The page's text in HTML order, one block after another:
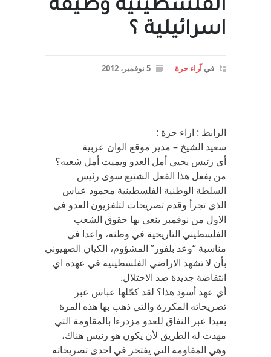
الفلسطينية وظيفة
اسرائيلية ؟
فيآراء حرة 5 نوفمبر، 2012
الرابط : اراء حرة :
سعيد الشيخ – مدير موقع الوان عربية
أي رئيس يحيي أمل العدو ويميت أمل شعبه؟
من يفعل هذا الفعل الشنيع سوى رئيس
السلطة الوطنية الفلسطينية محمود عباس
الذي تجرأ وقدم تصريحات لتلفزيون العدو في
الاول من نوفمبر ينعي بها حقوق الشعب
الفلسطيني التاريخية في وطنه، واعدا في
مناسبة “وعد بلفور” المشؤوم، الكيان الصهيوني
بأن لا تشهد الاراضي الفلسطينية في عهده اي
انتفاضة جديدة ضد الاحتلال.
أي عهد أسود هذا؟ لقد كحّلها عباس عبر
تصريحاته المكررة والتي ذهب بها هذه المرة
بعيدا عبر النفاق للعدو مزدرءا بالمقاومة التي
مهدت له الطريق لأن يكون هو رئيس هناك،
وهي المقاومة التي يفتخر في احدى تصريحاته